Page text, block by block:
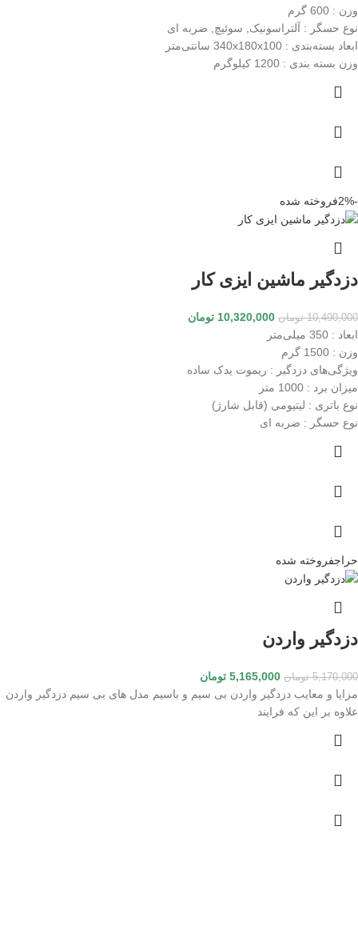
وزن : 600 گرم
نوع حسگر : آلتراسونیک, سوئیچ, ضربه ای
ابعاد بسته‌بندی : 340x180x100 سانتی‌متر
وزن بسته بندی : 1200 کیلوگرم
-2% فروخته شده
دزدگیر ماشین ایزی کار
10,490,000 تومان 10,320,000 تومان
ابعاد : 350 میلی‌متر
وزن : 1500 گرم
ویژگی‌های دزدگیر : ریموت یدک ساده
میزان برد : 1000 متر
نوع باتری : لیتیومی (قابل شارژ)
نوع حسگر : ضربه ای
حراجفروخته شده
دزدگیر واردن
5,170,000 تومان 5,165,000 تومان
مزایا و معایب دزدگیر واردن بی سیم و باسیم مدل های بی سیم دزدگیر واردن
علاوه بر این که فرایند